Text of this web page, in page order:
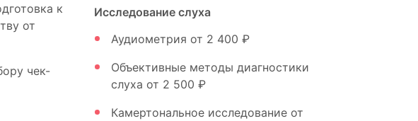
к
от
чек-
Исследование слуха
Аудиометрия от 2 400 ₽
Объективные методы диагностики
слуха от 2 500 ₽
Камертональное исследованиеот